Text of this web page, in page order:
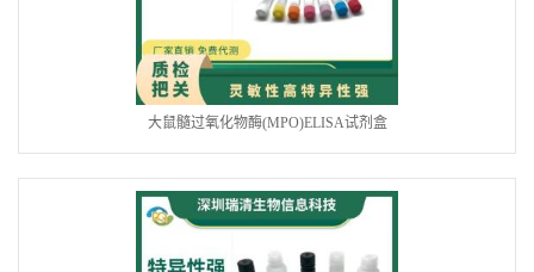
大鼠髓过氧化物酶(MPO)ELISA试剂盒